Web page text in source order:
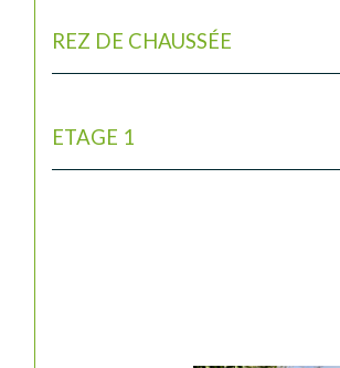
REZ DE CHAUSSÉE
ETAGE 1